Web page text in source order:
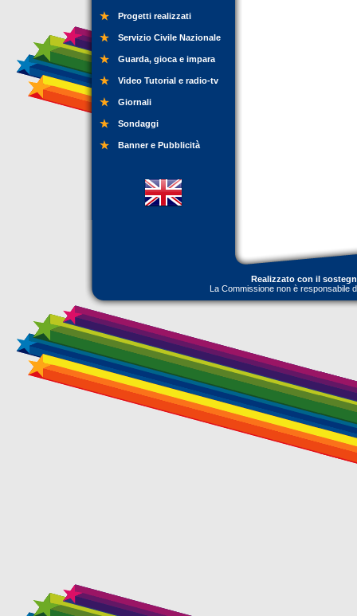
Progetti realizzati
Servizio Civile Nazionale
Guarda, gioca e impara
Video Tutorial e radio-tv
Giornali
Sondaggi
Banner e Pubblicità
Realizzato con il
La Commissione non è responsabile